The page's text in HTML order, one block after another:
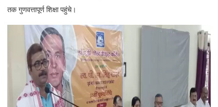
तक गुणवत्तापूर्ण शिक्षा पहुंचे।